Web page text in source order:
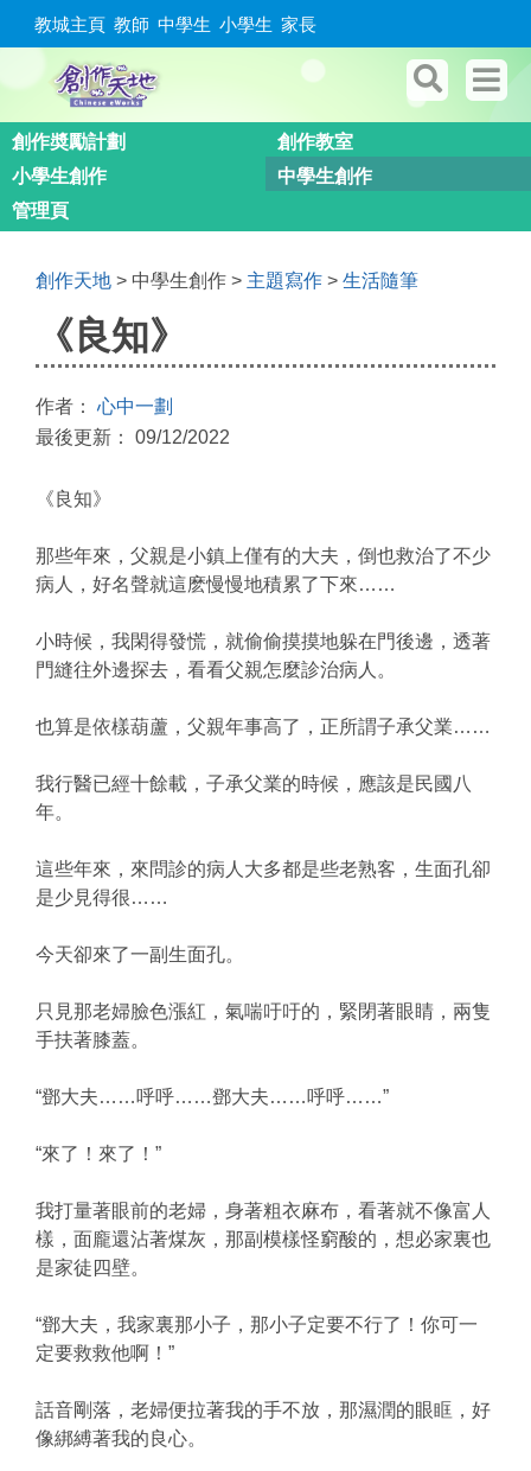
教城主頁 教師 中學生 小學生 家長
創作奬勵計劃
創作教室
小學生創作
中學生創作
管理頁
創作天地 > 中學生創作 > 主題寫作 > 生活隨筆
《良知》
作者： 心中一劃
最後更新： 09/12/2022
《良知》
那些年來，父親是小鎮上僅有的大夫，倒也救治了不少
病人，好名聲就這麽慢慢地積累了下來……
小時候，我閑得發慌，就偷偷摸摸地躲在門後邊，透著
門縫往外邊探去，看看父親怎麼診治病人。
也算是依樣葫蘆，父親年事高了，正所謂子承父業……
我行醫已經十餘載，子承父業的時候，應該是民國八
年。
這些年來，來問診的病人大多都是些老熟客，生面孔卻
是少見得很……
今天卻來了一副生面孔。
只見那老婦臉色漲紅，氣喘吁吁的，緊閉著眼睛，兩隻
手扶著膝蓋。
“鄧大夫……呼呼……鄧大夫……呼呼……”
“來了！來了！”
我打量著眼前的老婦，身著粗衣麻布，看著就不像富人
樣，面龐還沾著煤灰，那副模樣怪窮酸的，想必家裏也
是家徒四壁。
“鄧大夫，我家裏那小子，那小子定要不行了！你可一
定要救救他啊！”
話音剛落，老婦便拉著我的手不放，那濕潤的眼眶，好
像綁縛著我的良心。